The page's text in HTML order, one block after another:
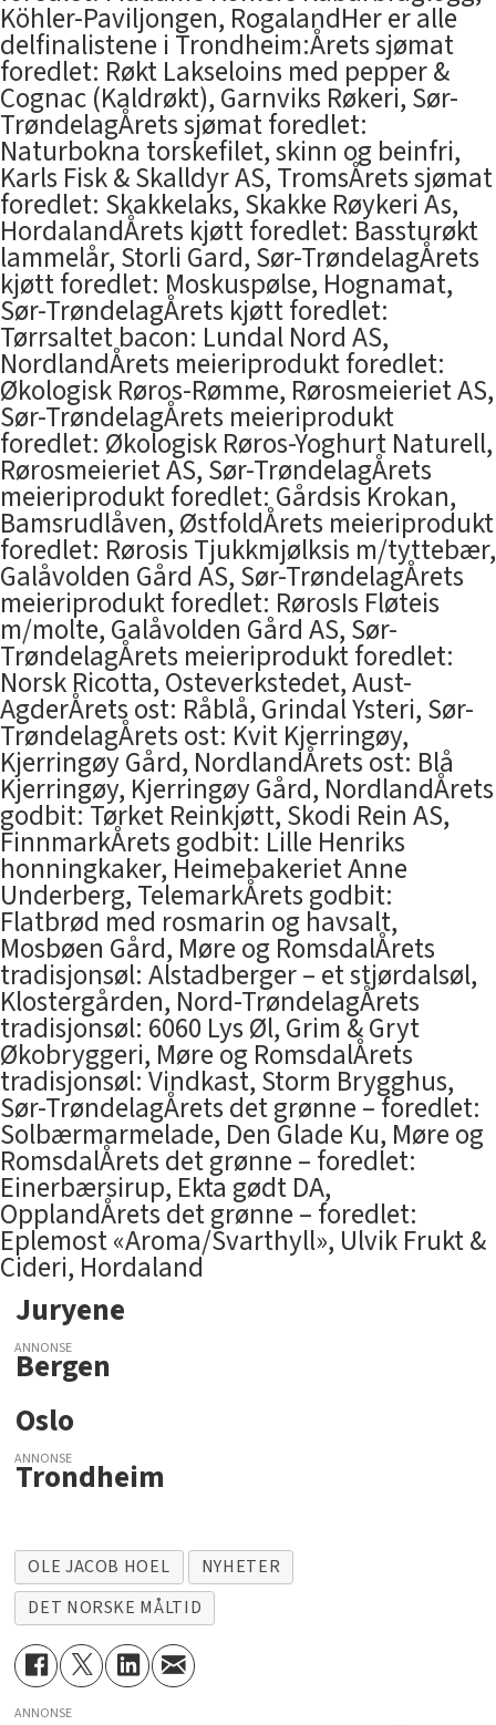
Köhler-Paviljongen, RogalandHer er alle
delfinalistene i Trondheim:Årets sjømat
foredlet: Røkt Lakseloins med pepper &
Cognac (Kaldrøkt), Garnviks Røkeri, Sør-
TrøndelagÅrets sjømat foredlet:
Naturbokna torskefilet, skinn og beinfri,
Karls Fisk & Skalldyr AS, TromsÅrets sjømat
foredlet: Skakkelaks, Skakke Røykeri As,
HordalandÅrets kjøtt foredlet: Bassturøkt
lammelår, Storli Gard, Sør-TrøndelagÅrets
kjøtt foredlet: Moskuspølse, Hognamat,
Sør-TrøndelagÅrets kjøtt foredlet:
Tørrsaltet bacon: Lundal Nord AS,
NordlandÅrets meieriprodukt foredlet:
Økologisk Røros-Rømme, Rørosmeieriet AS,
Sør-TrøndelagÅrets meieriprodukt
foredlet: Økologisk Røros-Yoghurt Naturell,
Rørosmeieriet AS, Sør-TrøndelagÅrets
meieriprodukt foredlet: Gårdsis Krokan,
Bamsrudlåven, ØstfoldÅrets meieriprodukt
foredlet: Rørosis Tjukkmjølksis m/tyttebær,
Galåvolden Gård AS, Sør-TrøndelagÅrets
meieriprodukt foredlet: RørosIs Fløteis
m/molte, Galåvolden Gård AS, Sør-
TrøndelagÅrets meieriprodukt foredlet:
Norsk Ricotta, Osteverkstedet, Aust-
AgderÅrets ost: Råblå, Grindal Ysteri, Sør-
TrøndelagÅrets ost: Kvit Kjerringøy,
Kjerringøy Gård, NordlandÅrets ost: Blå
Kjerringøy, Kjerringøy Gård, NordlandÅrets
godbit: Tørket Reinkjøtt, Skodi Rein AS,
FinnmarkÅrets godbit: Lille Henriks
honningkaker, Heimebakeriet Anne
Underberg, TelemarkÅrets godbit:
Flatbrød med rosmarin og havsalt,
Mosbøen Gård, Møre og RomsdalÅrets
tradisjonsøl: Alstadberger – et stjørdalsøl,
Klostergården, Nord-TrøndelagÅrets
tradisjonsøl: 6060 Lys Øl, Grim & Gryt
Økobryggeri, Møre og RomsdalÅrets
tradisjonsøl: Vindkast, Storm Brygghus,
Sør-TrøndelagÅrets det grønne – foredlet:
Solbærmarmelade, Den Glade Ku, Møre og
RomsdalÅrets det grønne – foredlet:
Einerbærsirup, Ekta gødt DA,
OpplandÅrets det grønne – foredlet:
Eplemost «Aroma/Svarthyll», Ulvik Frukt &
Cideri, Hordaland
Juryene
ANNONSE
Bergen
Oslo
ANNONSE
Trondheim
OLE JACOB HOEL
NYHETER
DET NORSKE MÅLTID
ANNONSE